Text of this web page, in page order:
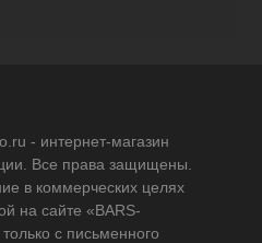
- интернет-магазин
Все права защищены.
в коммерческих целях
на сайте «BARS-
с письменного